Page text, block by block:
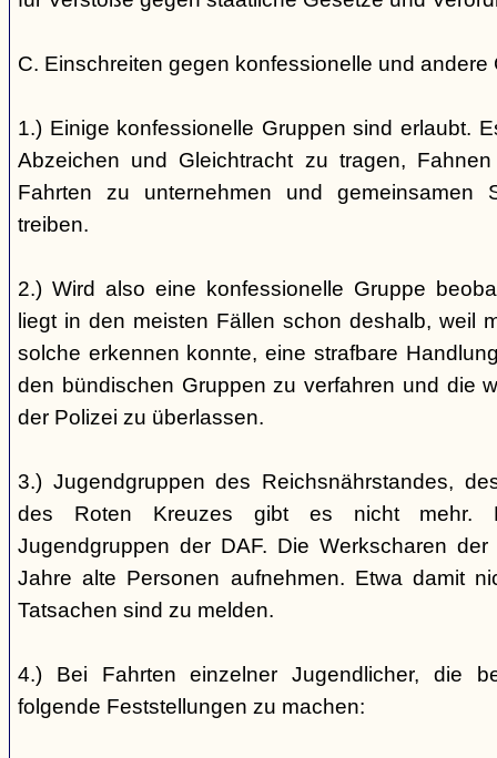
C. Einschreiten gegen konfessionelle und andere
1.) Einige konfessionelle Gruppen sind erlaubt.
Abzeichen und Gleichtracht zu tragen,
Fahrten zu unternehmen und gemeinsamen
treiben.
2.) Wird also eine konfessionelle Gruppe
liegt in den meisten Fällen schon deshalb, weil
solche erkennen konnte, eine strafbare
den bündischen Gruppen zu verfahren und die
der Polizei zu überlassen.
3.) Jugendgruppen des Reichsnährstandes,
des Roten Kreuzes gibt es nicht mehr.
Jugendgruppen der DAF. Die Werkscharen
Jahre alte Personen aufnehmen. Etwa damit
Tatsachen sind zu melden.
4.) Bei Fahrten einzelner Jugendlicher, die
folgende Feststellungen zu machen: